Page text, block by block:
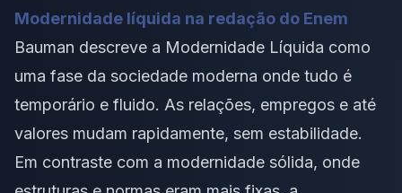
Modernidade líquida na redação do Enem
Bauman descreve a Modernidade Líquida como
uma fase da sociedade moderna onde tudo é
temporário e fluido. As relações, empregos e até
valores mudam rapidamente, sem estabilidade.
Em contraste com a modernidade sólida, onde